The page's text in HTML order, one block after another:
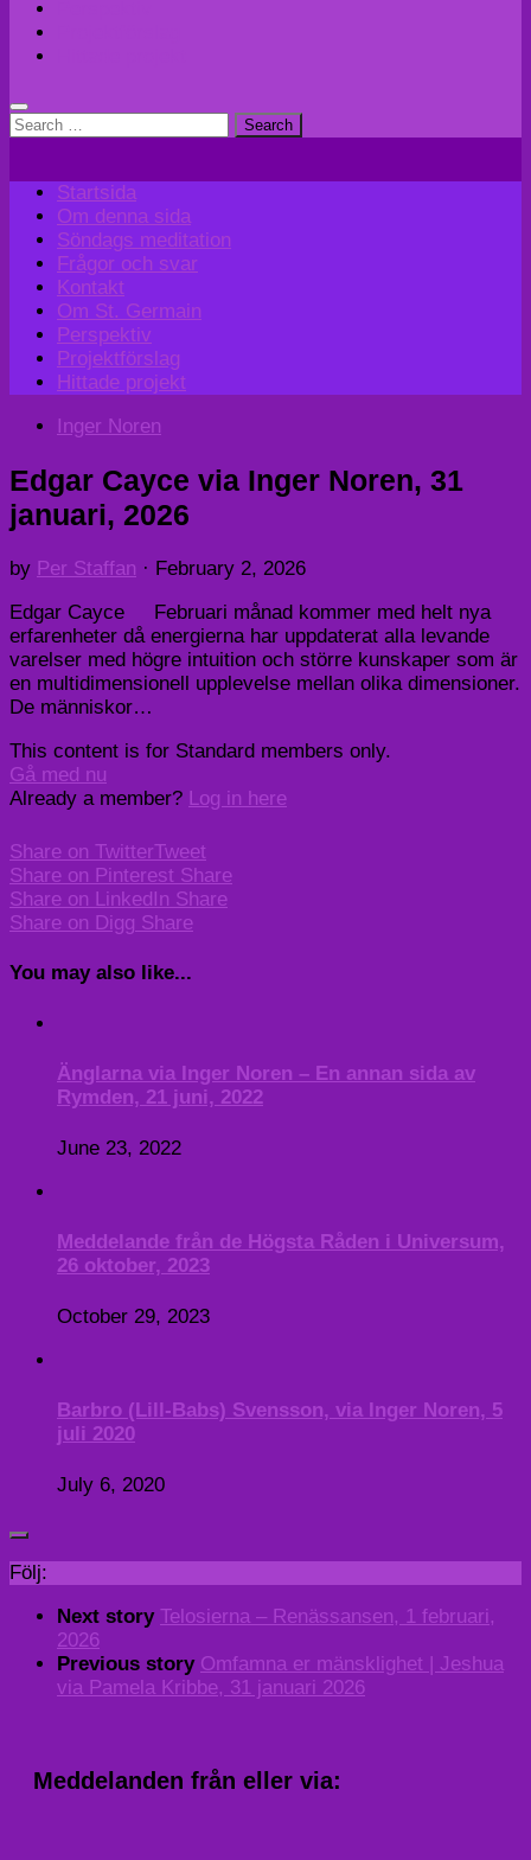
Search
Startsida
Om denna sida
Söndags meditation
Frågor och svar
Kontakt
Om St. Germain
Perspektiv
Projektförslag
Hittade projekt
Inger Noren
Edgar Cayce via Inger Noren, 31
januari, 2026
by Per Staffan · February 2, 2026
Edgar Cayce Februari månad kommer med helt nya
erfarenheter då energierna har uppdaterat alla levande
varelser med högre intuition och större kunskaper som är
en multidimensionell upplevelse mellan olika dimensioner.
De människor…
This content is for Standard members only.
Gå med nu
Already a member? Log in here
Share on TwitterTweet
Share on Pinterest Share
Share on LinkedIn Share
Share on Digg Share
You may also like...
Änglarna via Inger Noren – En annan sida av
Rymden, 21 juni, 2022
June 23, 2022
Meddelande från de Högsta Råden i Universum,
26 oktober, 2023
October 29, 2023
Barbro (Lill-Babs) Svensson, via Inger Noren, 5
juli 2020
July 6, 2020
Följ:
Next story Telosierna – Renässansen, 1 februari,
2026
Previous story Omfamna er mänsklighet | Jeshua
via Pamela Kribbe, 31 januari 2026
Meddelanden från eller via: